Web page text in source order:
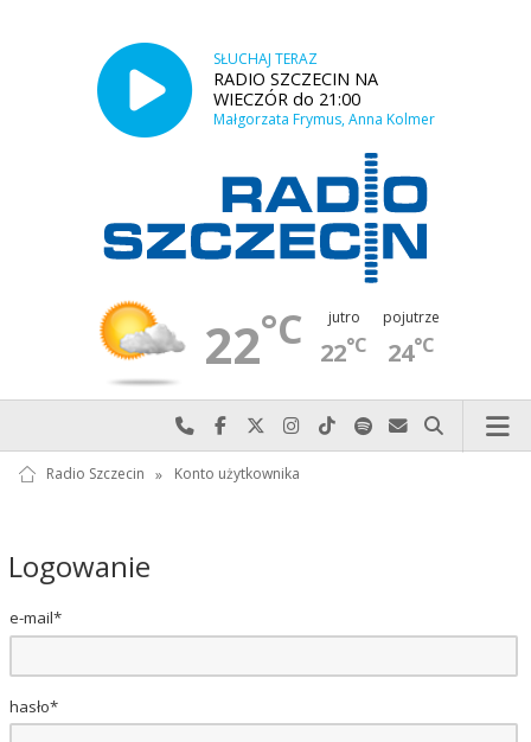
SŁUCHAJ TERAZ
RADIO SZCZECIN NA
WIECZÓR do 21:00
Małgorzata Frymus, Anna Kolmer
22°C jutro
22°C
pojutrze
24°C
Najlepiej po prostu do nas zadzwoń
Odwiedź nas na Facebook-u
Odwiedź nas na X
Odwiedź nas na Instagram-ie
Odwiedź nas na TikTok-u
Szukaj nas na Spotify
Wyślij do nas
Szukaj
Radio Szczecin » Konto użytkownika
Logowanie
e-mail*
hasło*